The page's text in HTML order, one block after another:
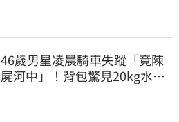
46歲男星凌晨騎車失蹤「竟陳
屍河中」！背包驚見20kg水泥